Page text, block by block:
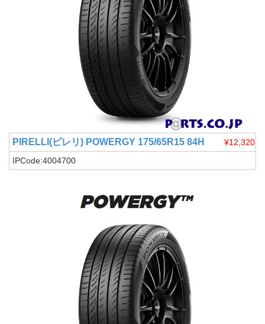
PIRELLI(ピレリ) POWERGY 175/65R15 84H
¥12,320
IPCode:4004700